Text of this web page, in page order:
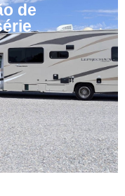
de